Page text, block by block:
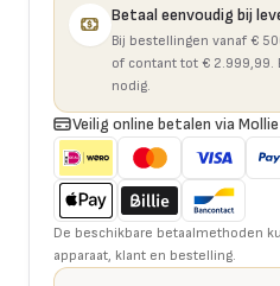
Betaal eenvoudig bij
Bij bestellingen vanaf €
of contant tot € 2.999,99.
nodig.
Veilig online betalen via Mollie
De beschikbare betaalmethoden
apparaat, klant en bestelling.